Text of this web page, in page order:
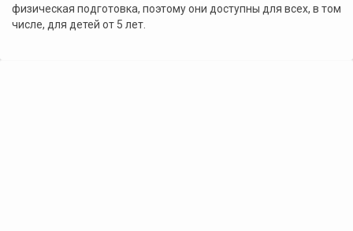
физическая подготовка, поэтому они доступны для всех, в том
числе, для детей от 5 лет.